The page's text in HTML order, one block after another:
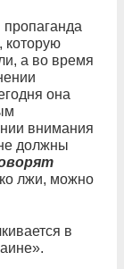
которую
а во время
она
внимания
должны
лжи, можно
в